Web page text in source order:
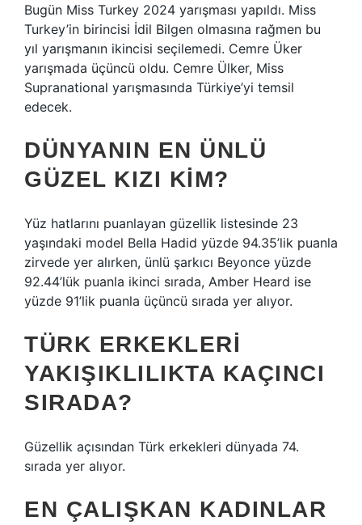
Bugün Miss Turkey 2024 yarışması yapıldı. Miss
Turkey’in birincisi İdil Bilgen olmasına rağmen bu
yıl yarışmanın ikincisi seçilemedi. Cemre Üker
yarışmada üçüncü oldu. Cemre Ülker, Miss
Supranational yarışmasında Türkiye’yi temsil
edecek.
DÜNYANIN EN ÜNLÜ
GÜZEL KIZI KIM?
Yüz hatlarını puanlayan güzellik listesinde 23
yaşındaki model Bella Hadid yüzde 94.35’lik puanla
zirvede yer alırken, ünlü şarkıcı Beyonce yüzde
92.44’lük puanla ikinci sırada, Amber Heard ise
yüzde 91’lik puanla üçüncü sırada yer alıyor.
TÜRK ERKEKLERI
YAKIŞIKLILIKTA KAÇINCI
SIRADA?
Güzellik açısından Türk erkekleri dünyada 74.
sırada yer alıyor.
EN ÇALIŞKAN KADINLAR